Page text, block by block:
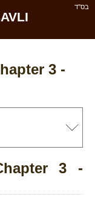
בס''ד
3 -
3 -